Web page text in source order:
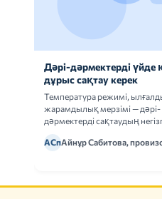
Дәрі-дәрмектерді үйде
дұрыс сақтау керек
Температура режимі,
жарамдылық мерзімі — дәрі-
дәрмектерді сақтаудың
АСпАйнұр Сабитова,